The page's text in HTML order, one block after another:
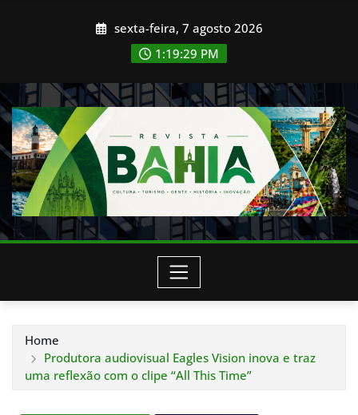
sexta-feira, 7 agosto 2026
1:19:31 PM
Home
Produtora audiovisual Eagles Vision inova e traz
uma reflexão com o clipe “All This Time”